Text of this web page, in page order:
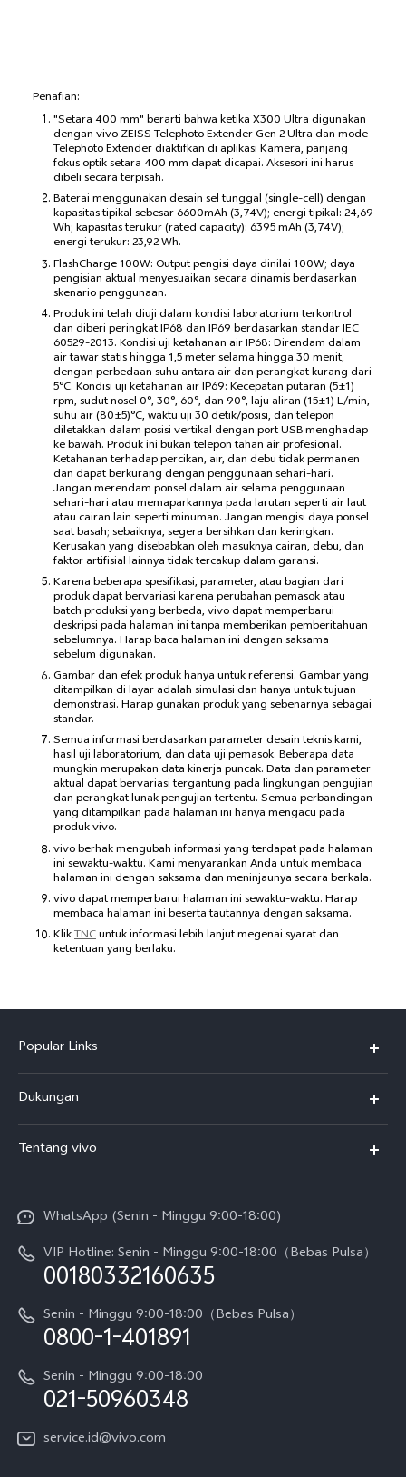
Penafian:
"Setara 400 mm" berarti bahwa ketika X300 Ultra digunakan
dengan vivo ZEISS Telephoto Extender Gen 2 Ultra dan mode
Telephoto Extender diaktifkan di aplikasi Kamera, panjang
fokus optik setara 400 mm dapat dicapai. Aksesori ini harus
dibeli secara terpisah.
Baterai menggunakan desain sel tunggal (single-cell) dengan
kapasitas tipikal sebesar 6600mAh (3,74V); energi tipikal: 24,69
Wh; kapasitas terukur (rated capacity): 6395 mAh (3,74V);
energi terukur: 23,92 Wh.
FlashCharge 100W: Output pengisi daya dinilai 100W; daya
pengisian aktual menyesuaikan secara dinamis berdasarkan
skenario penggunaan.
Produk ini telah diuji dalam kondisi laboratorium terkontrol
dan diberi peringkat IP68 dan IP69 berdasarkan standar IEC
60529-2013. Kondisi uji ketahanan air IP68: Direndam dalam
air tawar statis hingga 1,5 meter selama hingga 30 menit,
dengan perbedaan suhu antara air dan perangkat kurang dari
5°C. Kondisi uji ketahanan air IP69: Kecepatan putaran (5±1)
rpm, sudut nosel 0°, 30°, 60°, dan 90°, laju aliran (15±1) L/min,
suhu air (80±5)°C, waktu uji 30 detik/posisi, dan telepon
diletakkan dalam posisi vertikal dengan port USB menghadap
ke bawah. Produk ini bukan telepon tahan air profesional.
Ketahanan terhadap percikan, air, dan debu tidak permanen
dan dapat berkurang dengan penggunaan sehari-hari.
Jangan merendam ponsel dalam air selama penggunaan
sehari-hari atau memaparkannya pada larutan seperti air laut
atau cairan lain seperti minuman. Jangan mengisi daya ponsel
saat basah; sebaiknya, segera bersihkan dan keringkan.
Kerusakan yang disebabkan oleh masuknya cairan, debu, dan
faktor artifisial lainnya tidak tercakup dalam garansi.
Karena beberapa spesifikasi, parameter, atau bagian dari
produk dapat bervariasi karena perubahan pemasok atau
batch produksi yang berbeda, vivo dapat memperbarui
deskripsi pada halaman ini tanpa memberikan pemberitahuan
sebelumnya. Harap baca halaman ini dengan saksama
sebelum digunakan.
Gambar dan efek produk hanya untuk referensi. Gambar yang
ditampilkan di layar adalah simulasi dan hanya untuk tujuan
demonstrasi. Harap gunakan produk yang sebenarnya sebagai
standar.
Semua informasi berdasarkan parameter desain teknis kami,
hasil uji laboratorium, dan data uji pemasok. Beberapa data
mungkin merupakan data kinerja puncak. Data dan parameter
aktual dapat bervariasi tergantung pada lingkungan pengujian
dan perangkat lunak pengujian tertentu. Semua perbandingan
yang ditampilkan pada halaman ini hanya mengacu pada
produk vivo.
vivo berhak mengubah informasi yang terdapat pada halaman
ini sewaktu-waktu. Kami menyarankan Anda untuk membaca
halaman ini dengan saksama dan meninjaunya secara berkala.
vivo dapat memperbarui halaman ini sewaktu-waktu. Harap
membaca halaman ini beserta tautannya dengan saksama.
KlikTNCuntuk informasi lebih lanjut megenai syarat dan
ketentuan yang berlaku.
Popular Links
T5
T5 Pro
V70
V70 FE
Y05
X300 Pro
Gerai Terdekat
Dukungan
Service Center
Funtouch OS
Pembaruan Sistem
Harga Spare Part
Otentikasi IMEI
Kebijakan Garansi vivo
Layanan Perbaikan Antar Jemput
Tentang vivo
Sejarah
Berita
Pemberitahuan Hukum
Tentang Kami
Pusat Privasi vivo
WhatsApp (Senin - Minggu 9:00-18:00)
VIP Hotline: Senin - Minggu 9:00-18:00（Bebas Pulsa）
00180332160635
Senin - Minggu 9:00-18:00（Bebas Pulsa）
0800-1-401891
Senin - Minggu 9:00-18:00
021-50960348
service.id@vivo.com